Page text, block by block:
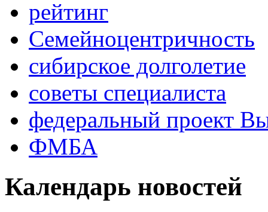
рейтинг
Семейноцентричность
сибирское долголетие
советы специалиста
федеральный проект
ФМБА
Календарь новостей